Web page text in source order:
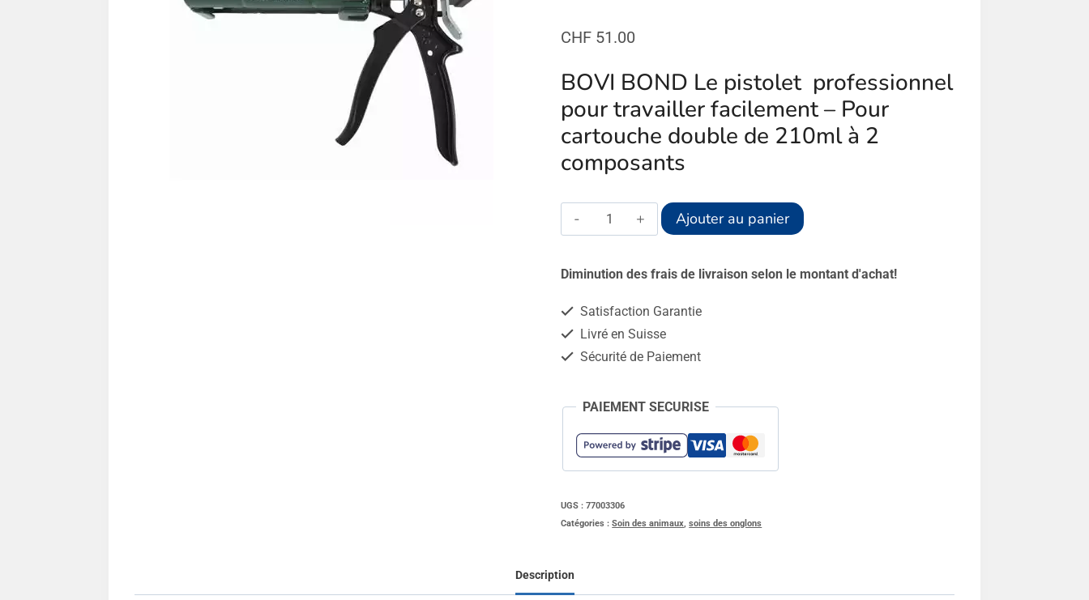
CHF 51.00
BOVI BOND Le pistolet professionnel
pour travailler facilement – Pour
cartouche double de 210ml à 2
composants
quantité
de
Pistolet
double
Ajouter au panier Alternative:
Diminution des frais de livraison selon le montant d'achat!
Satisfaction Garantie
Livré en Suisse
Sécurité de Paiement
PAIEMENT SECURISE
UGS :77003306
Catégories :Soin des animaux ,soins des onglons
Description